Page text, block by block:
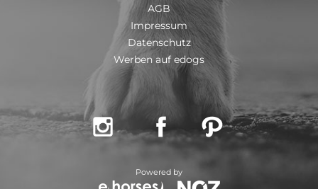
AGB
Impressum
Datenschutz
Werben auf edogs
  
Powered by